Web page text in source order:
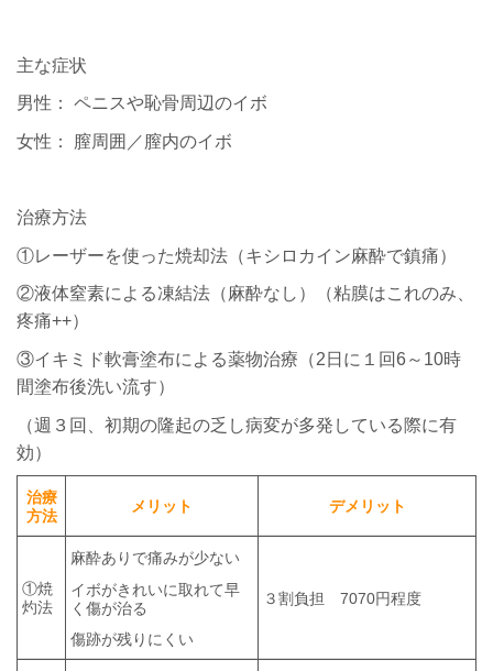
主な症状
男性： ペニスや恥骨周辺のイボ
女性： 膣周囲／膣内のイボ
治療方法
①レーザーを使った焼却法（キシロカイン麻酔で鎮痛）
②液体窒素による凍結法（麻酔なし）（粘膜はこれのみ、
疼痛++）
③イキミド軟膏塗布による薬物治療（2日に１回6～10時
間塗布後洗い流す）
（週３回、初期の隆起の乏し病変が多発している際に有
効）
治療
方法
メリット デメリット
①焼
灼法
麻酔ありで痛みが少ない
イボがきれいに取れて早
く傷が治る
傷跡が残りにくい
３割負担 7070円程度